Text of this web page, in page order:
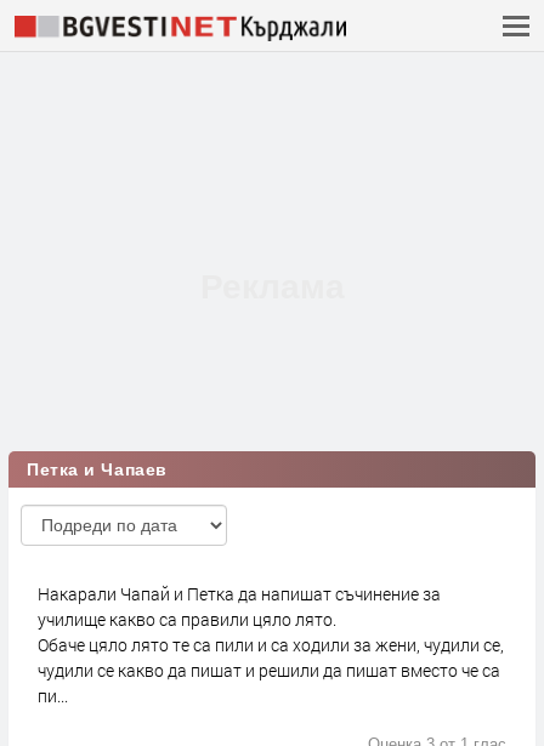
Петка и Чапаев
Накарали Чапай и Петка да напишат съчинение за
училище какво са правили цяло лято.
Обаче цяло лято те са пили и са ходили за жени, чудили се,
чудили се какво да пишат и решили да пишат вместо че са
пи...